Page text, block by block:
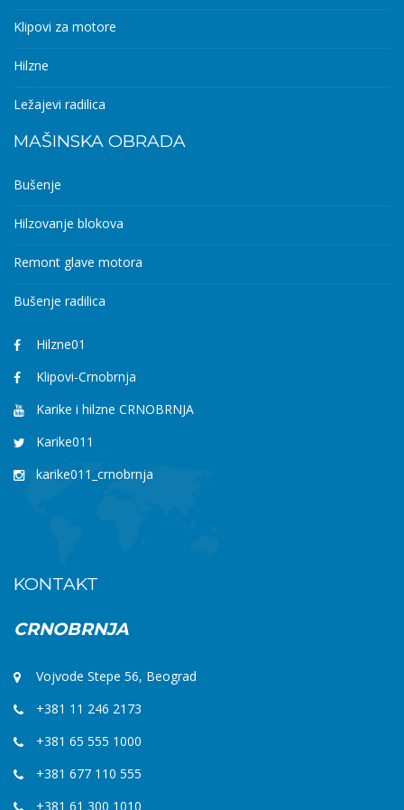
Klipovi za motore
Hilzne
Ležajevi radilica
MAŠINSKA OBRADA
Bušenje
Hilzovanje blokova
Remont glave motora
Bušenje radilica
Hilzne01
Klipovi-Crnobrnja
Karike i hilzne CRNOBRNJA
Karike011
karike011_crnobrnja
KONTAKT
CRNOBRNJA
Vojvode Stepe 56, Beograd
+381 11 246 2173
+381 65 555 1000
+381 677 110 555
+381 61 300 1010